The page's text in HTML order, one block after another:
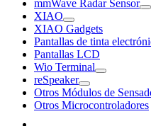
mmWave Radar Sensor
XIAO
XIAO Gadgets
Pantallas de tinta
Pantallas LCD
Wio Terminal
reSpeaker
Otros Módulos de
Otros Microcontroladores